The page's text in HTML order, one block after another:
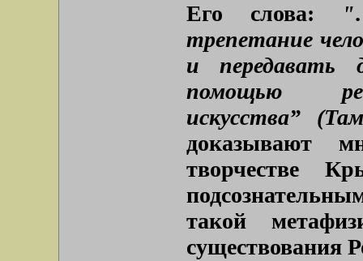
Его слова:
трепетание
и передавать
помощью
искусства”
доказывают
творчестве
такой
существования